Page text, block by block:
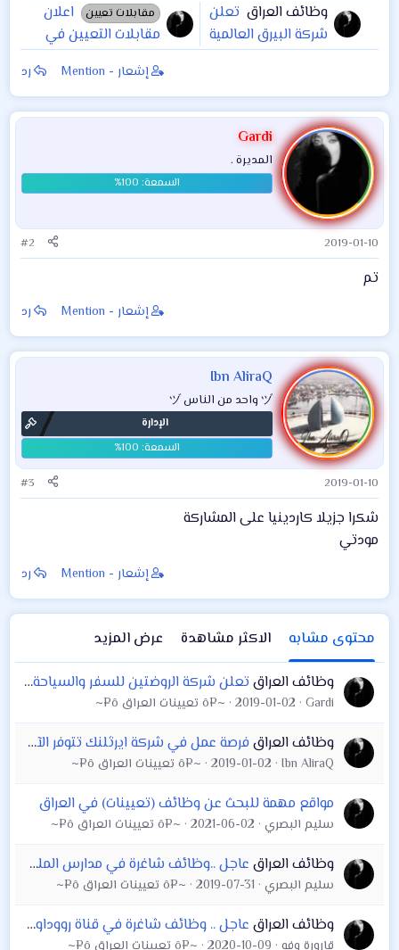
وظائف العراق تعلن
شركة البيرق العالمية
للمقاولات العامة
مقابلات تعيين
اعلان
مقابلات التعيين في
ديوان الوقف الشيعي
الوجبة_الثانية لكافة
المحافظات ( عدا
محافظة بغداد )
إشعار - Mention رد
Gardi
المديرة .
2019-01-10
#2
تم
إشعار - Mention رد
Ibn AliraQ
ヅ واحد من الناس ヅ
الإدارة
2019-01-10
#3
شكرا جزيلا كاردينيا على المشاركة
مودتي
إشعار - Mention رد
محتوى مشابه الاكثر مشاهدة
عرض المزيد
وظائف العراق تعلن شركة الروضتين للسفر والسياحة / في ( كربلاء / شارع الاسكان ) عن توفر وظائف شاغرة موظفين عدد 4 في قسم حجوزات تذاكر الطيران
Gardi
2019-01-02 ~¤ô تعيينات العراق ô¤~
وظائف العراقفرصة عمل في شركة ايرثلنك تتوفر الآن فرصة عمل في كركوك - قسم المبيعات وبالعنوان الوظيفي: ممثل مبيعات.
Ibn AliraQ
2019-01-02 ~¤ô تعيينات العراق ô¤~
مواقع مهمة للبحث عن وظائف (تعيينات) في العراق
سليم البصري 2021-06-02 ~¤ô تعيينات العراق ô¤~
وظائف العراق عاجل ..وظائف شاغرة في مدارس الملكة النموذجية الاساسية الاهلية للبنات
سليم البصري 2019-07-31 ~¤ô تعيينات العراق ô¤~
وظائف العراق عاجل .. وظائف شاغرة في قناة رووداو عربية
قارورة وفه 2020-10-09 ~¤ô تعيينات العراق ô¤~